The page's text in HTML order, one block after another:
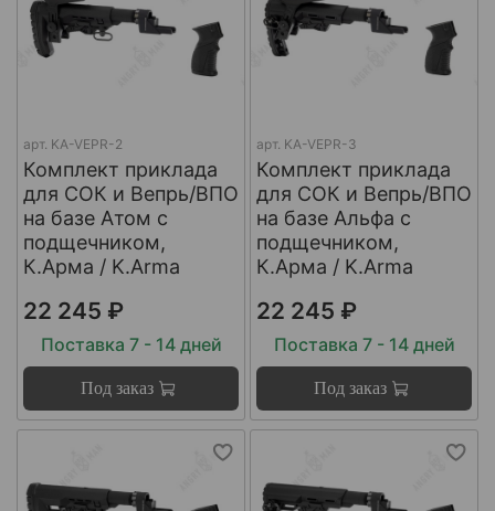
арт. KA-VEPR-2
Комплект приклада
для СОК и Вепрь/ВПО
на базе Атом с
подщечником,
К.Арма / K.Arma
22 245 ₽
Поставка 7 - 14 дней
Под заказ
арт. KA-VEPR-3
Комплект приклада
для СОК и Вепрь/ВПО
на базе Альфа с
подщечником,
К.Арма / K.Arma
22 245 ₽
Поставка 7 - 14 дней
Под заказ